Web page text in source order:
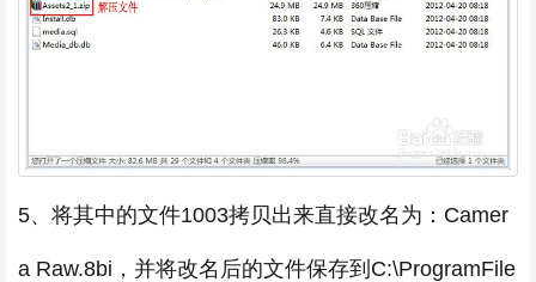
5、将其中的文件1003拷贝出来直接改名为：Camer
a Raw.8bi，并将改名后的文件保存到C:\ProgramFile